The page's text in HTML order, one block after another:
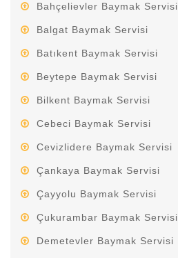
Bahçelievler Baymak Servisi
Balgat Baymak Servisi
Batıkent Baymak Servisi
Beytepe Baymak Servisi
Bilkent Baymak Servisi
Cebeci Baymak Servisi
Cevizlidere Baymak Servisi
Çankaya Baymak Servisi
Çayyolu Baymak Servisi
Çukurambar Baymak Servisi
Demetevler Baymak Servisi